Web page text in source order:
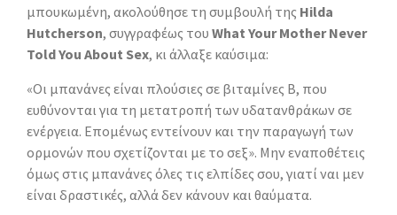
μπουκωμένη, ακολούθησε τη συμβουλή της Hilda
Hutcherson, συγγραφέως του What Your Mother Never
Told You About Sex, κι άλλαξε καύσιμα:
«Οι μπανάνες είναι πλούσιες σε βιταμίνες Β, που
ευθύνονται για τη μετατροπή των υδατανθράκων σε
ενέργεια. Επομένως εντείνουν και την παραγωγή των
ορμονών που σχετίζονται με το σεξ». Μην εναποθέτεις
όμως στις μπανάνες όλες τις ελπίδες σου, γιατί ναι μεν
είναι δραστικές, αλλά δεν κάνουν και θαύματα.